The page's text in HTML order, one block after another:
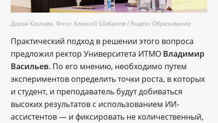
Дарья Козлова. Фото: Алексей Шабанов / Яндекс Образование
Практический подход в решении этого вопроса
предложил ректор Университета ИТМО Владимир
Васильев. По его мнению, необходимо путем
экспериментов определить точки роста, в которых
и студент, и преподаватель будут добиваться
высоких результатов с использованием ИИ-
ассистентов — и фиксировать не количественный,